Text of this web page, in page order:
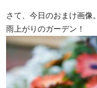
さて、今日のおまけ画像。
雨上がりのガーデン！